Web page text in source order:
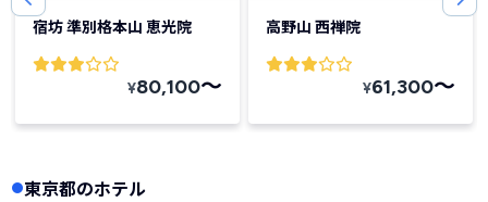
宿坊 準別格本山 恵光院
¥80,100〜
高野山 西禅院
¥61,300〜
東京都のホテル